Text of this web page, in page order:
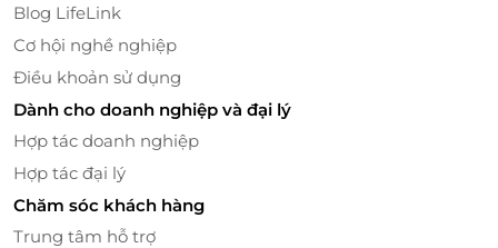
Blog LifeLink
Cơ hội nghề nghiệp
Điều khoản sử dụng
Dành cho doanh nghiệp và đại lý
Hợp tác doanh nghiệp
Hợp tác đại lý
Chăm sóc khách hàng
Trung tâm hỗ trợ